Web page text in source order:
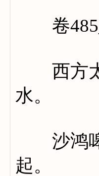
卷
西方太
水。
沙鸿嗥
起。